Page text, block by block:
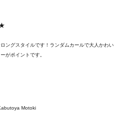
ングスタイルです！ランダムカールで大人かわい
がポイントです。
Motoki